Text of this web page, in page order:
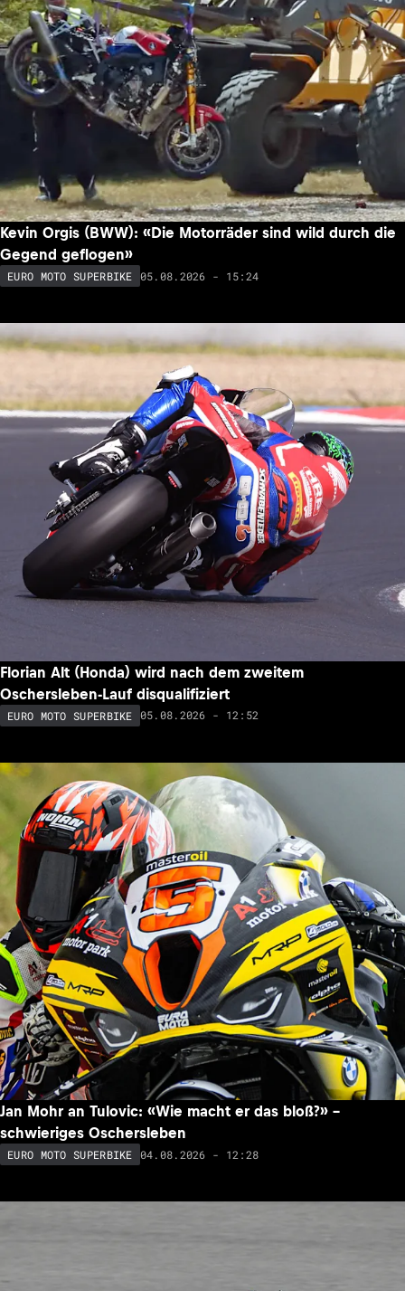
Kevin Orgis (BWW): «Die Motorräder sind wild durch die
Gegend geflogen»
EURO MOTO SUPERBIKE 05.08.2026 - 15:24
Florian Alt (Honda) wird nach dem zweitem
Oschersleben-Lauf disqualifiziert
EURO MOTO SUPERBIKE 05.08.2026 - 12:52
Jan Mohr an Tulovic: «Wie macht er das bloß?» –
schwieriges Oschersleben
EURO MOTO SUPERBIKE 04.08.2026 - 12:28